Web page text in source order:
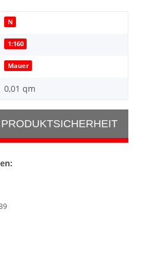
N
1:160
Mauer
0,01 qm